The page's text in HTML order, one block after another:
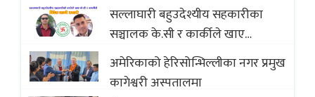
सल्लाघारी बहुउदेश्यीय सहकारीका
सञ्चालक के.सी र कार्कीले खाए
सदस्यको करोडौं बचत
अमेरिकाको हेरिसोन्भिल्लीका नगर प्रमुख
कागेश्वरी अस्पतालमा